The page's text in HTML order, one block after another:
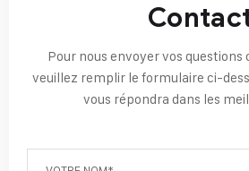
Pour nous envoyer vos
veuillez remplir le formulaire ci-
vous répondra dans les